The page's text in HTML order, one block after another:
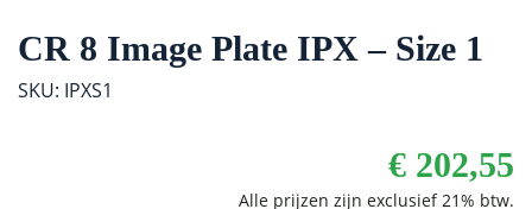
CR 8 Image Plate IPX – Size 1
SKU: IPXS1
€ 202,55